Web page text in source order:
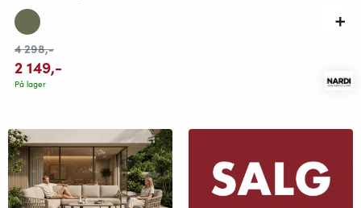
4 298,-
2 149,-
På lager